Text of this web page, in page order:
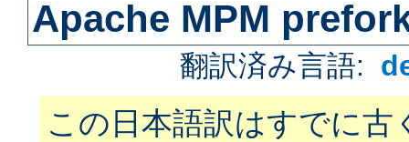
Apache MPM
翻訳済み言語:
この日本語訳はすでに古